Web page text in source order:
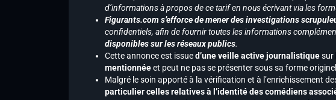
d’informations à propos de ce tarif en nous écrivant via les
Figurants.com s’efforce de mener des investigations
confidentiels, afin de fournir toutes les informations
disponibles sur les réseaux publics.
Cette annonce est issued’une veille active journalistiquesur
mentionnéeet peut ne pas se présenter sous sa forme
Malgré le soin apporté à la vérification et à l’enrichissement
particulier celles relatives à l’identité des comédiens